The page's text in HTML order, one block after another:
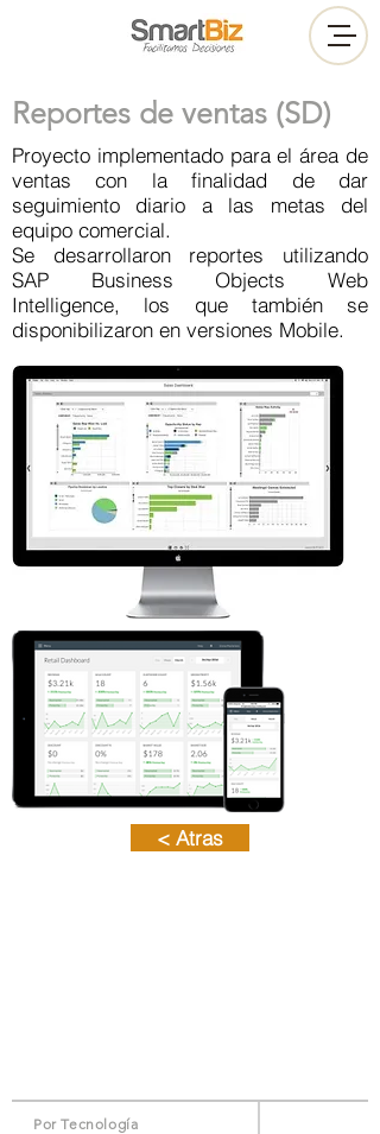
Reportes de ventas (SD)
Proyecto implementado para el área de
ventas con la finalidad de dar
seguimiento diario a las metas del
equipo comercial.
Se desarrollaron reportes utilizando
SAP Business Objects Web
Intelligence, los que también se
disponibilizaron en versiones Mobile.
< Atras
Por Tecnología